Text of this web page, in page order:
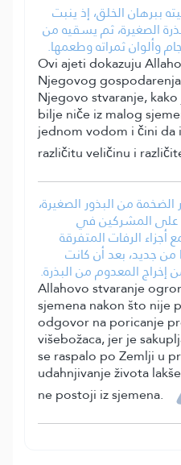
ببرهان الخلق، إذ ينبت
الصغيرة، ثم يسقيه من
وألوان ثمراته وطعمها.
Ovi ajeti dokazuju
Njegovog
Njegovo stvaranje,
bilje niče iz malog
jednom vodom i čini
različitu veličinu i
الضخمة من البذور الصغيرة،
على المشركين في
أجزاء الرفات المتفرقة
من جديد، بعد أن كانت
المعدوم من البذرة.
Allahovo stvaranje
sjemena nakon što nije
odgovor na poricanje
višebožaca, jer je
se raspalo po Zemlji u
udahnjivanje života
ne postoji iz sjemena.